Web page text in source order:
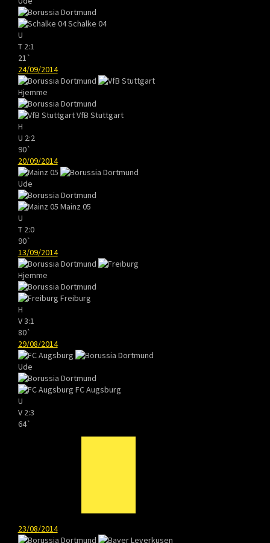
Schalke 04
U
T 2:1
21`
24/09/2014
Hjemme
VfB Stuttgart
H
U 2:2
90`
20/09/2014
Ude
Mainz 05
U
T 2:0
90`
13/09/2014
Hjemme
Freiburg
H
V3:1
80`
29/08/2014
Ude
FC Augsburg
U
V 2:3
64`
23/08/2014